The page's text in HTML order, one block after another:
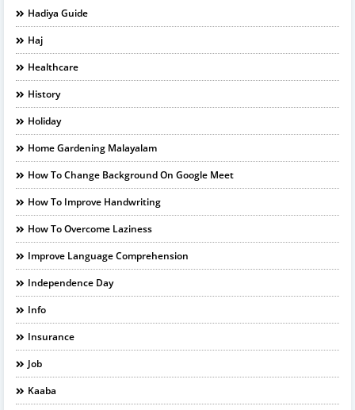
Hadiya Guide
Haj
Healthcare
History
Holiday
Home Gardening Malayalam
How To Change Background On Google Meet
How To Improve Handwriting
How To Overcome Laziness
Improve Language Comprehension
Independence Day
Info
Insurance
Job
Kaaba